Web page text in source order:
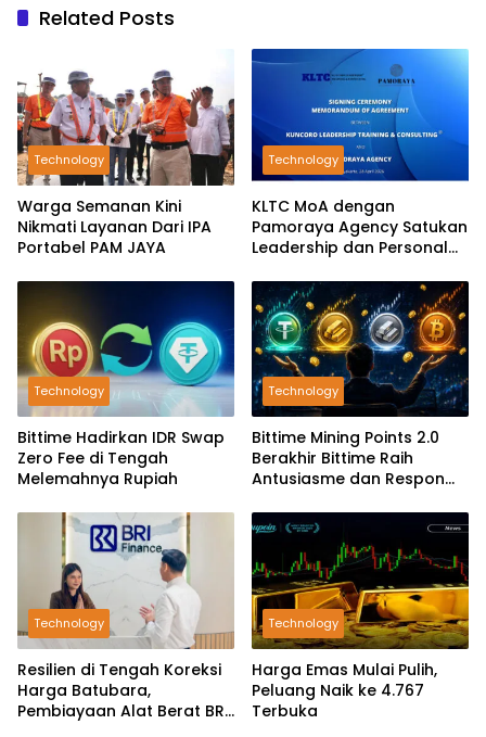
Related Posts
Technology
Warga Semanan Kini
Nikmati Layanan Dari IPA
Portabel PAM JAYA
Technology
KLTC MoA dengan
Pamoraya Agency Satukan
Leadership dan Personal
Technology
Bittime Hadirkan IDR Swap
Zero Fee di Tengah
Melemahnya Rupiah
Technology
Bittime Mining Points 2.0
Berakhir Bittime Raih
Antusiasme dan Respon
Technology
Resilien di Tengah Koreksi
Harga Batubara,
Pembiayaan Alat Berat BRI
Technology
Harga Emas Mulai Pulih,
Peluang Naik ke 4.767
Terbuka